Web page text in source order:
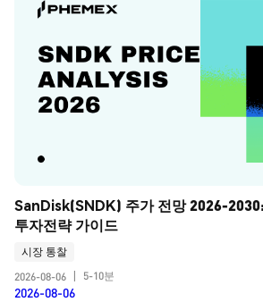
SanDisk(SNDK) 주가 전망 2026-
투자전략 가이드
시장 통찰
2026-08-06
5-10분
2026-08-06